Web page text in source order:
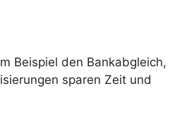
Beispiel den Bankabgleich,
sparen Zeit und